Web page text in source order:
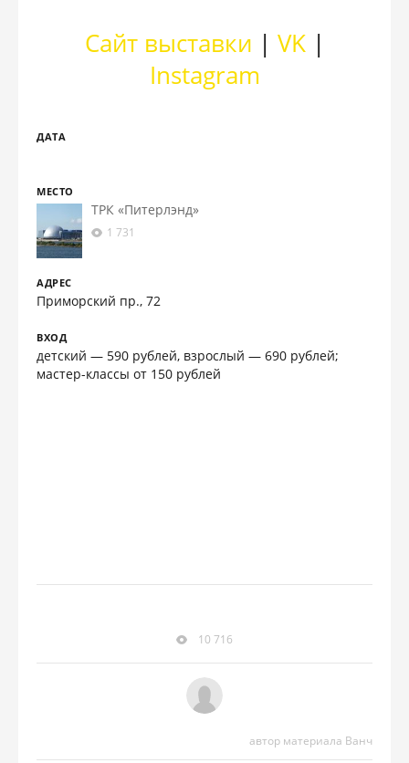
Сайт выставки | VK|
Instagram
ДАТА
МЕСТО
ТРК «Питерлэнд»
1 731
АДРЕС
Приморский пр., 72
ВХОД
детский — 590 рублей, взрослый — 690 рублей;
мастер-классы от 150 рублей
10 716
автор материала Ванч